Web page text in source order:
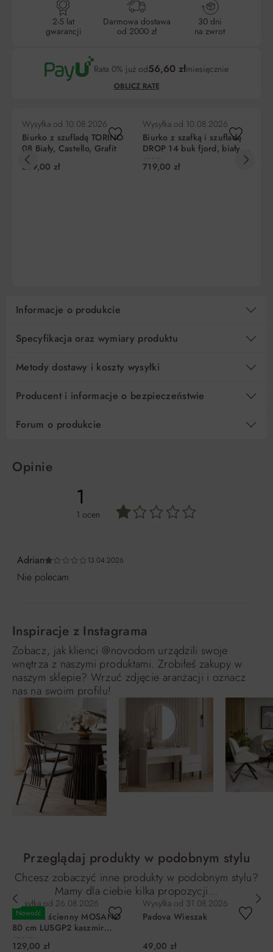
2-5 lat
gwarancji
Darmowa dostawa
od 2000 zł
30 dni
na zwrot
Rata 0% już od56,60 złmiesięcznie
OBLICZ RATĘ
Liczba RRSO
Pośrednik kredytowy i organizacje finansujące
Wysyłka od 10.08.2026
Biurko z szufladą TORINO
08 Biały, Castello, Grafit
589,00 zł
Wysyłka od 10.08.2026
Biurko z szafką i szufladą
DROP 14 buk fjord, biały,
szary
719,00 zł
Informacje o produkcie
Specyfikacja oraz wymiary produktu
Metody dostawy i koszty wysyłki
Producent i informacje o bezpieczeństwie
Forum o produkcie
Opinie
1
1 ocen Średnia ocena 1 z 5 gwiazdek
AdrianŚrednia ocena 1 z 5 gwiazdek
13.04.2026
Nie polecam
Inspiracje z Instagrama
Zobacz, jak klienci @novodom urządzili swoje
wnętrza z naszymi produktami. Zrobiłeś zakupy w
naszym sklepie? Wrzuć zdjęcie aranżacji i oznacz
nas na swoim profilu!
Przeglądaj produkty w podobnym stylu
Chcesz zobaczyć inne produkty w podobnym stylu?
Mamy dla ciebie kilka propozycji…
Nowość
Wysyłka od 26.08.2026
Wieszak ścienny MOSANO
80 cm LUSGP2 kaszmir
czarny
129,00 zł
Wysyłka od 31.08.2026
Padova Wieszak
49,00 zł